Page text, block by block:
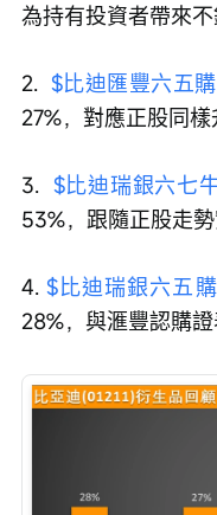
為持有投資者帶來不
2. $比迪匯豐六五
27%，對應正股同樣
3. $比迪瑞銀六七
53%，跟隨正股走勢
4. $比迪瑞銀六五
28%，與滙豐認購